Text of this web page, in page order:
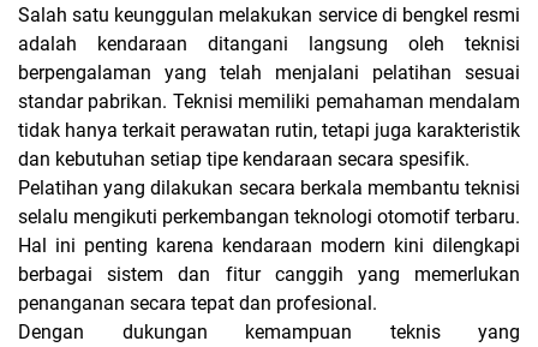
Salah satu keunggulan melakukan service di bengkel resmi
adalah kendaraan ditangani langsung oleh teknisi
berpengalaman yang telah menjalani pelatihan sesuai
standar pabrikan. Teknisi memiliki pemahaman mendalam
tidak hanya terkait perawatan rutin, tetapi juga karakteristik
dan kebutuhan setiap tipe kendaraan secara spesifik.
Pelatihan yang dilakukan secara berkala membantu teknisi
selalu mengikuti perkembangan teknologi otomotif terbaru.
Hal ini penting karena kendaraan modern kini dilengkapi
berbagai sistem dan fitur canggih yang memerlukan
penanganan secara tepat dan profesional.
Dengan dukungan kemampuan teknis yang